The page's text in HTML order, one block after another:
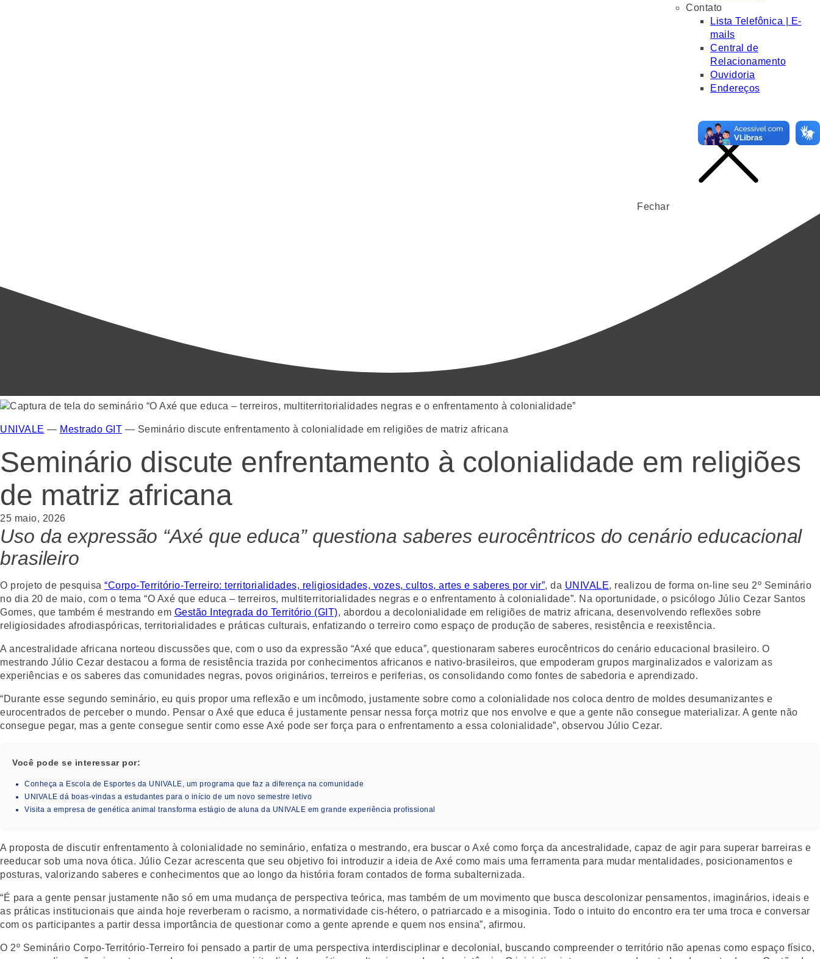
Contato
Lista Telefônica | E-
mails
Central de
Relacionamento
Ouvidoria
Endereços
Fechar
UNIVALE — Mestrado GIT — Seminário discute enfrentamento à colonialidade em religiões de matriz africana
Seminário discute enfrentamento à colonialidade em religiões
de matriz africana
25 maio, 2026
Uso da expressão “Axé que educa” questiona saberes eurocêntricos do cenário educacional
brasileiro
O projeto de pesquisa “Corpo-Território-Terreiro: territorialidades, religiosidades, vozes, cultos, artes e saberes por vir”, da UNIVALE, realizou de forma on-line seu 2º Seminário
no dia 20 de maio, com o tema “O Axé que educa – terreiros, multiterritorialidades negras e o enfrentamento à colonialidade”. Na oportunidade, o psicólogo Júlio Cezar Santos
Gomes, que também é mestrando em Gestão Integrada do Território (GIT), abordou a decolonialidade em religiões de matriz africana, desenvolvendo reflexões sobre
religiosidades afrodiaspóricas, territorialidades e práticas culturais, enfatizando o terreiro como espaço de produção de saberes, resistência e reexistência.
A ancestralidade africana norteou discussões que, com o uso da expressão “Axé que educa”, questionaram saberes eurocêntricos do cenário educacional brasileiro. O
mestrando Júlio Cezar destacou a forma de resistência trazida por conhecimentos africanos e nativo-brasileiros, que empoderam grupos marginalizados e valorizam as
experiências e os saberes das comunidades negras, povos originários, terreiros e periferias, os consolidando como fontes de sabedoria e aprendizado.
“Durante esse segundo seminário, eu quis propor uma reflexão e um incômodo, justamente sobre como a colonialidade nos coloca dentro de moldes desumanizantes e
eurocentrados de perceber o mundo. Pensar o Axé que educa é justamente pensar nessa força motriz que nos envolve e que a gente não consegue materializar. A gente não
consegue pegar, mas a gente consegue sentir como esse Axé pode ser força para o enfrentamento a essa colonialidade”, observou Júlio Cezar.
Você pode se interessar por:
Conheça a Escola de Esportes da UNIVALE, um programa que faz a diferença na comunidade
UNIVALE dá boas-vindas a estudantes para o início de um novo semestre letivo
Visita a empresa de genética animal transforma estágio de aluna da UNIVALE em grande experiência profissional
A proposta de discutir enfrentamento à colonialidade no seminário, enfatiza o mestrando, era buscar o Axé como força da ancestralidade, capaz de agir para superar barreiras e
reeducar sob uma nova ótica. Júlio Cezar acrescenta que seu objetivo foi introduzir a ideia de Axé como mais uma ferramenta para mudar mentalidades, posicionamentos e
posturas, valorizando saberes e conhecimentos que ao longo da história foram contados de forma subalternizada.
“É para a gente pensar justamente não só em uma mudança de perspectiva teórica, mas também de um movimento que busca descolonizar pensamentos, imaginários, ideais e
as práticas institucionais que ainda hoje reverberam o racismo, a normatividade cis-hétero, o patriarcado e a misoginia. Todo o intuito do encontro era ter uma troca e conversar
com os participantes a partir dessa importância de questionar como a gente aprende e quem nos ensina”, afirmou.
O 2º Seminário Corpo-Território-Terreiro foi pensado a partir de uma perspectiva interdisciplinar e decolonial, buscando compreender o território não apenas como espaço físico,